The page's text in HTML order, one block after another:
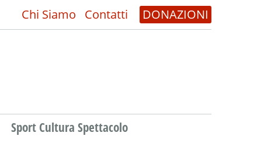
Chi Siamo Contatti DONAZIONI
Sport Cultura Spettacolo